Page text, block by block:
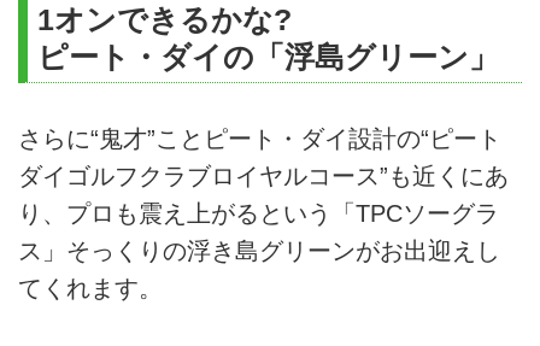
1オンできるかな?
ピート・ダイの「浮島グリーン」
さらに“鬼才”ことピート・ダイ設計の“ピート
ダイゴルフクラブロイヤルコース”も近くにあ
り、プロも震え上がるという「TPCソーグラ
ス」そっくりの浮き島グリーンがお出迎えし
てくれます。